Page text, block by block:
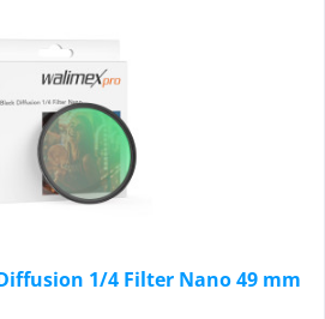
1/4 Filter Nano 49 mm